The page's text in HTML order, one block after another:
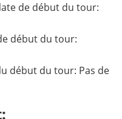
de début du tour:
début du tour:
début du tour: Pas de